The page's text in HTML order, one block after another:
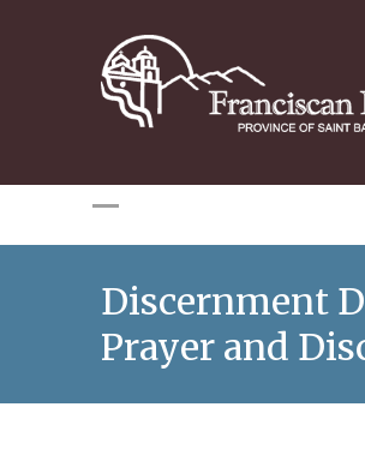
Discernment
Prayer and